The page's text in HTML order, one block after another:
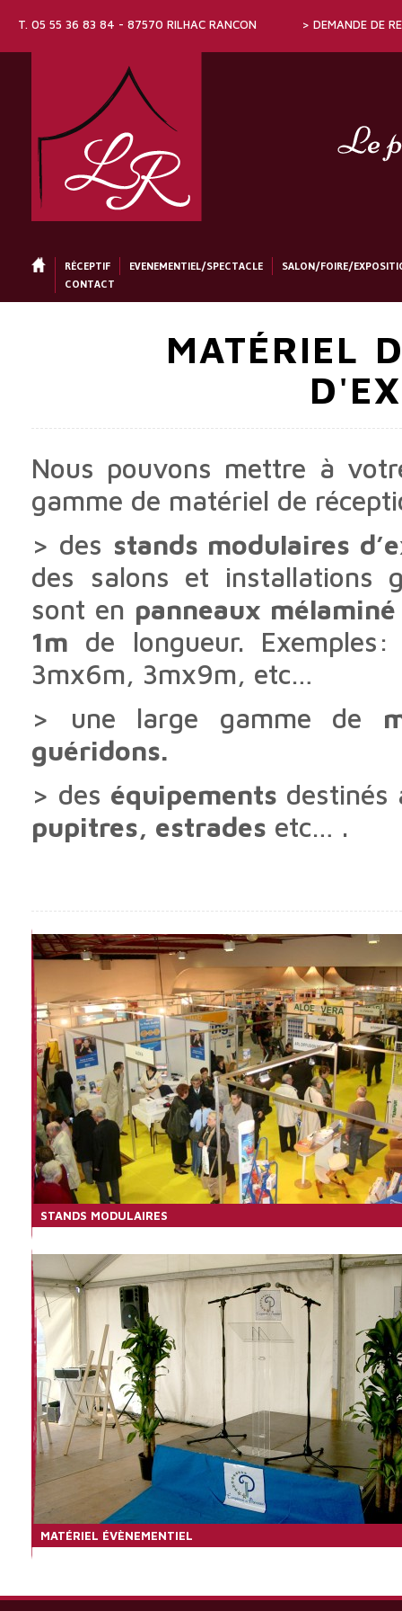
T. 05 55 36 83 84 - 87570 RILHAC RANCON > DEMANDE DE
ACCUEIL
RÉCEPTIF EVENEMENTIEL/SPECTACLE
SALON/FOIRE/
CONTACT
MATÉRIEL
Nous pouvons mettre à
gamme de matériel de
> des stands modulaires
des salons et installations
sont en panneaux
1m de longueur.
3mx6m, 3mx9m, etc…
> une large gamme de
guéridons.
> des équipements destinés
pupitres, estrades etc… .
STANDS MODULAIRES
MATÉRIEL ÉVÈNEMENTIEL